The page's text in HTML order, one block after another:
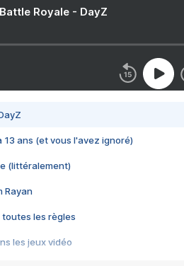
Royale - DayZ
13 ans (et vous l'avez ignoré)
(littéralement)
Rayan
toutes les règles
les jeux vidéo